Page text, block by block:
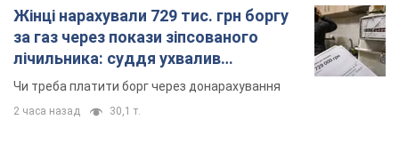
Жінці нарахували 729 тис. грн боргу
за газ через покази зіпсованого
лічильника: суддя ухвалив
неочікуване рішення
Чи треба платити борг через донарахування
2 часа назад 30,1 т.